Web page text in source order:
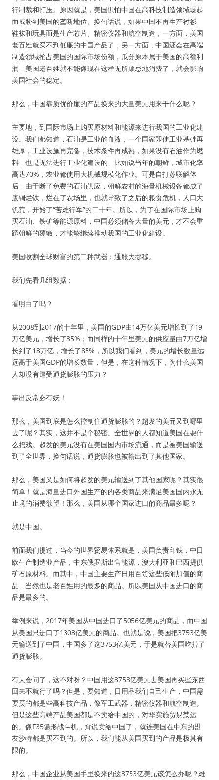
行制裁和打压。原因就是，美国惧怕中国在高科技制造领域崛起
而威胁到美国的垄断地位。换句话说，如果中国不再生产衬衫、
鞋袜和玩具而是生产芯片、精密仪器和航空制造，一方面，美国
老百姓就买不到低廉的中国产品了，另一方面，中国还会在高端
制造领域抢占美国的国际市场份额，瓜分原本属于美国的高额利
润，美国老百姓就不能像现在这样无所顾忌地消费了，就会影响
美国社会的稳定。
那么，中国靠质优价廉的产品换来的大量美元用来干什么呢？
主要地，到国际市场上购买原材料和能源来进行我国的工业化建
设。我们都知道，石油是工业的血液，一个国家即使工业基础再
雄厚，工业设施再完备，技术条件再成熟，如果没有石油作为燃
料，也是无法进行工业化建设的。比如说当年的朝鲜，城市化率
高达70%，农业都使用大机械规模化作业。可是自打苏联解体
后，由于断了免费的石油供应，朝鲜农村的海量机械设备都成了
废铜烂铁，烂在了农场里，也就导致了之后的粮食危机，人口大
饥荒，开始了“苦难行军”的二十年。所以，为了在国际市场上购
买石油、铁矿等能源原料，中国必须储备大量的美元，才不会重
蹈朝鲜的覆辙，才能够继续推动我国的工业化建设。
美国收割全球财富的第二种武器：通胀大挪移。
我们先看几组数据：
看明白了吗？
从2008到2017的十年里，美国的GDP由14万亿美元增长到了19
万亿美元，增长了35%；而同样的十年里美元的供应量由7万亿增
长到了13万亿，增长了85%，所以我们看到，美元的增长数量远
远高于美国GDP的增长数量，但是，在这种情况下，为什么美国
人却没有遭受通货膨胀的压力？
事出反常必有妖！
那么，美国到底是怎么控制住通货膨胀的？超发的美元又到哪里
去了呢？其实，这并不是个秘密。全世界的人都知道美国在耍什
么把戏。超发的美元没有在美国国内市场流通，而是被美国输送
到了全世界，换句话说，通货膨胀也被输出到了其他国家。
那么，美国又是如何将超发的美元输送到了其他国家呢？其实很
简单！就是海量进口外国生产的的各类商品来满足美国国内永无
止境的消费欲望！那么，美国从哪个国家进口的商品最多呢？
就是中国。
前面我们提过，当今的世界贸易体系就是，美国负责印钱，中日
欧生产制造业产品，中东俄罗斯出售能源，澳大利亚和巴西提供
矿石原材料。而其中，中国主要生产日用百货这些低附加值的商
品，当然也是老百姓用的最多的商品。所以美国从中国进口的商
品是最多的。
举例来说，2017年美国从中国进口了5056亿美元的商品，而中国
从美国只进口了1303亿美元的商品。也就是说，美国把3753亿美
元输送到了中国，中国多了这3753亿美元，于是就替美国吃掉了
通货膨胀。
有人会问了，这不对呀？中国用这3753亿美元去美国再买些东西
回来不就行了吗？但是，要知道，日用品我们自己生产，中国需
要买的都是些高科技产品，像军工武器，精密仪器和航空制造。
但是这些高端产品美国都是不卖给中国的，对华实施贸易禁运
的。像F35隐形战斗机，甭说卖给中国了，就连美国在中东的盟
友沙特都是买不到的。所以，我们能从美国买到的产品是极其有
限的。
那么，中国企业从美国手里换来的这3753亿美元该怎么办呢？难